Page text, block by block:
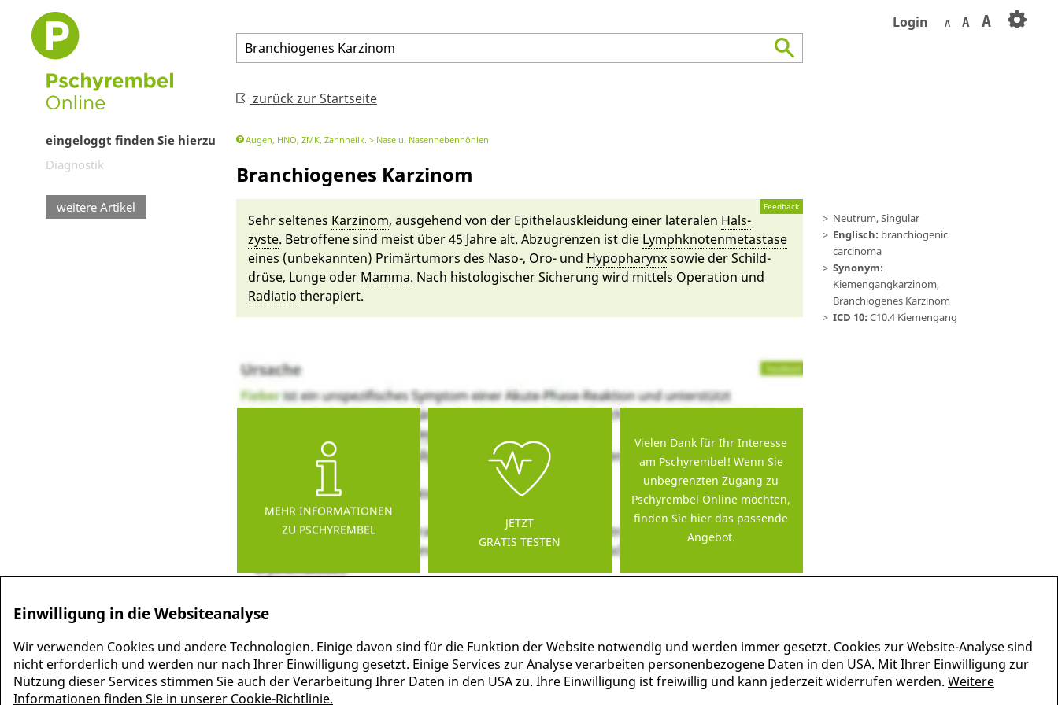
eingeloggt finden Sie hierzu
Diagnostik
weitere Artikel
Login A A A
Branchiogenes Karzinom
zurück zur Startseite
Augen, HNO, ZMK, Zahnheilk. Nase u. Nasennebenhöhlen
Branchiogenes Karzinom
Neutrum, Singular
Englisch: branchiogenic
carcinoma
Synonym:
Kiemengangkarzinom,
Branchiogenes Karzinom
ICD 10: C10.4 Kiemengang
Feedback
Sehr seltenes Karzinom, aus­gehend von der Epithe­laus­klei­dung ei­ner lateralen Hals­
zyste. Betroffene sind meist ü­ber 45 Jah­re alt. Ab­zu­grenzen ist die Lymph­knoten­metastase
ei­nes (un­be­kann­ten) Primär­tumors des Naso-, Oro- und Hypopharynxso­wie derSchild­
drüse, Lunge oder Mamma. Nach his­tologischer Sicherung wird mit­tels Operati­on und
Radiatio the­rapiert.
MEHR INFORMATIONEN
ZU PSCHYREMBEL
JETZT
GRATIS TESTEN
Vielen Dank für Ihr Interesse
am Pschyrembel! Wenn Sie
unbegrenzten Zugang zu
Pschyrembel Online möchten,
finden Sie hier das passende
Angebot.
Einwilligung in die Websiteanalyse
Wir verwenden Cookies und andere Technologien. Einige davon sind für die Funktion der Website notwendig und werden immer gesetzt. Cookies zur Website-Analyse sind
nicht erforderlich und werden nur nach Ihrer Einwilligung gesetzt. Einige Services zur Analyse verarbeiten personenbezogene Daten in den USA. Mit Ihrer Einwilligung zur
Nutzung dieser Services stimmen Sie auch der Verarbeitung Ihrer Daten in den USA zu. Ihre Einwilligung ist freiwillig und kann jederzeit widerrufen werden. Weitere
Informationen finden Sie in unserer Cookie-Richtlinie.